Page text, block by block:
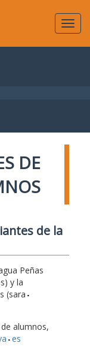
DE
de la
Peñas
y la
(sara
alumnos,
es